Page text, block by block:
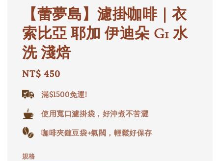
【蕾夢島】濾掛咖啡｜衣
索比亞 耶加 伊迪朵 G1 水
洗 淺焙
Regular
price
NT$ 450
滿$1500免運!
使用寬口濾掛袋，好沖煮不苦澀
咖啡夾鏈豆袋+氣閥，輕鬆好保存
規格